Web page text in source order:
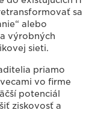
sa
alebo
výrobných
sieti.
priamo
vo firme
potenciál
ziskovosť a